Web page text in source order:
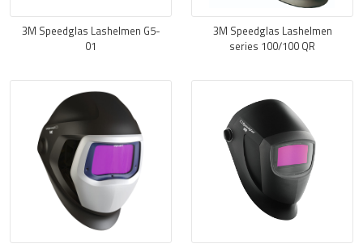
3M Speedglas Lashelmen G5-
01
3M Speedglas Lashelmen
series 100/100 QR